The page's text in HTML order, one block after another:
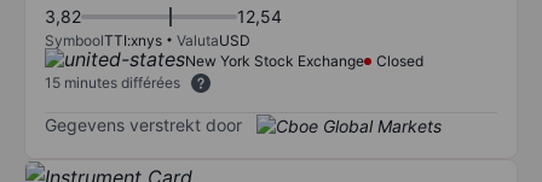
3,82 12,54
SymboolTTI:xnys ValutaUSD
New York Stock Exchange
Closed
15 minutes différées
Gegevens verstrekt door